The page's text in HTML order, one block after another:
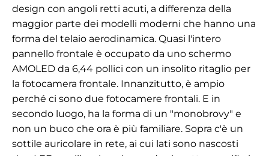
design con angoli retti acuti, a differenza della
maggior parte dei modelli moderni che hanno una
forma del telaio aerodinamica. Quasi l'intero
pannello frontale è occupato da uno schermo
AMOLED da 6,44 pollici con un insolito ritaglio per
la fotocamera frontale. Innanzitutto, è ampio
perché ci sono due fotocamere frontali. E in
secondo luogo, ha la forma di un "monobrovy" e
non un buco che ora è più familiare. Sopra c'è un
sottile auricolare in rete, ai cui lati sono nascosti